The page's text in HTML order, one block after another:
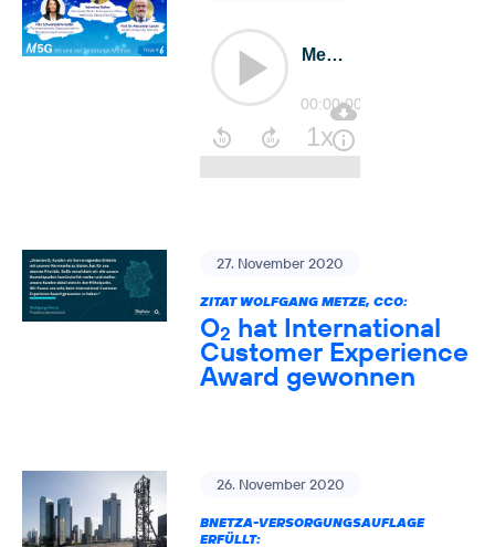
27. November 2020
ZITAT WOLFGANG METZE, CCO:
O2 hat International
Customer Experience
Award gewonnen
26. November 2020
BNETZA-VERSORGUNGSAUFLAGE
ERFÜLLT: